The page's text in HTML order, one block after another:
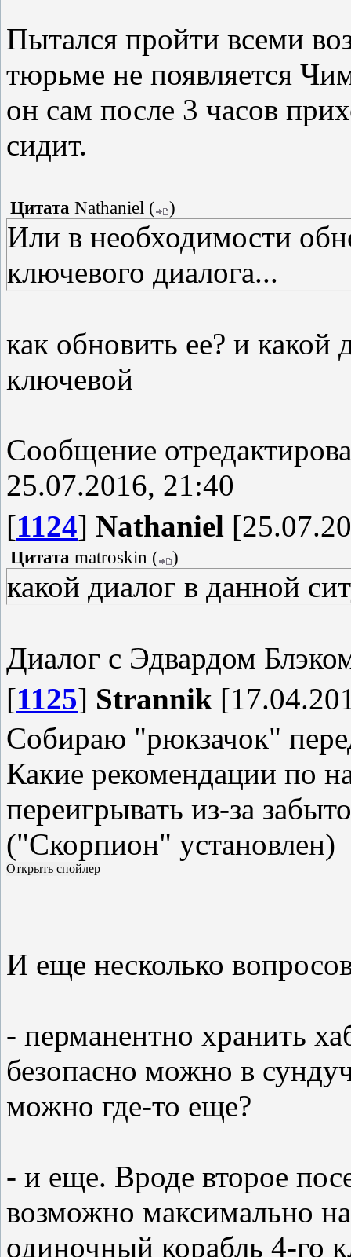
Пытался пройти всеми
тюрьме не появляется
он сам после 3 часов
сидит.
Цитата Nathaniel ( )
Или в необходимости
ключевого диалога...
как обновить ее? и какой
ключевой
Сообщение
25.07.2016, 21:40
[1124] Nathaniel
Цитата matroskin ( )
какой диалог в данной
Диалог с Эдвардом
[1125] Strannik
Собираю "рюкзачок"
Какие рекомендации по
переигрывать из-за
("Скорпион" установлен)
И еще несколько
- перманентно хранить
безопасно можно в
можно где-то еще?
- и еще. Вроде второе
возможно максимально
одиночный корабль 4-го